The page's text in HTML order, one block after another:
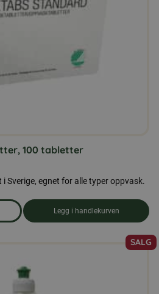
100 tabletter
Sverige, egnet for alle typer oppvask.
Oppvaskmaskin-tabletter, 100 tabletter
Legg i handlekurven
SALG